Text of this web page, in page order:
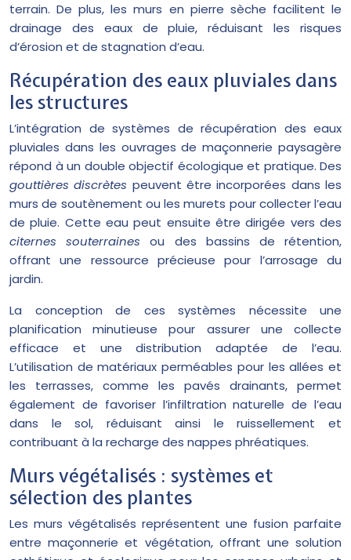
terrain. De plus, les murs en pierre sèche facilitent le
drainage des eaux de pluie, réduisant les risques
d’érosion et de stagnation d’eau.
Récupération des eaux pluviales dans
les structures
L’intégration de systèmes de récupération des eaux
pluviales dans les ouvrages de maçonnerie paysagère
répond à un double objectif écologique et pratique. Des
gouttières discrètes peuvent être incorporées dans les
murs de soutènement ou les murets pour collecter l’eau
de pluie. Cette eau peut ensuite être dirigée vers des
citernes souterraines ou des bassins de rétention,
offrant une ressource précieuse pour l’arrosage du
jardin.
La conception de ces systèmes nécessite une
planification minutieuse pour assurer une collecte
efficace et une distribution adaptée de l’eau.
L’utilisation de matériaux perméables pour les allées et
les terrasses, comme les pavés drainants, permet
également de favoriser l’infiltration naturelle de l’eau
dans le sol, réduisant ainsi le ruissellement et
contribuant à la recharge des nappes phréatiques.
Murs végétalisés : systèmes et
sélection des plantes
Les murs végétalisés représentent une fusion parfaite
entre maçonnerie et végétation, offrant une solution